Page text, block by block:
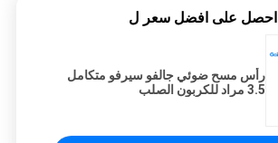
احصل على افضل سعر ل
رأس مسح ضوئي جالفو سيرفو متكامل
3.5 مراد للكربون الصلب